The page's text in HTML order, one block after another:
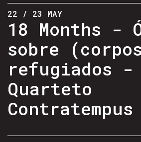
22 / 23 MAY
18 Months -
sobre
refugiados -
Quarteto
Contratempus